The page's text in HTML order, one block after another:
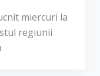
miercuri la
regiunii